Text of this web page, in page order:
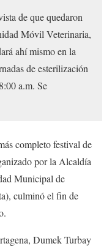
de que quedaron
Móvil Veterinaria,
ahí mismo en la
de esterilización
a.m. Se
completo festival de
por la Alcaldía
Municipal de
culminó el fin de
Dumek Turbay